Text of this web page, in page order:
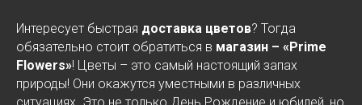
Интересует быстрая доставка цветов? Тогда
обязательно стоит обратиться в магазин – «Prime
Flowers»! Цветы – это самый настоящий запах
природы! Они окажутся уместными в различных